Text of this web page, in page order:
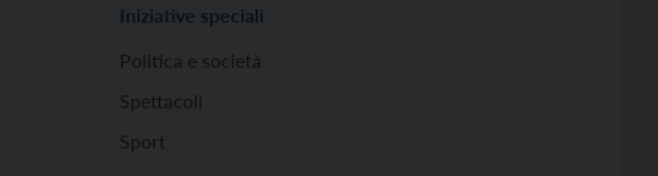
Iniziative speciali
Politica e società
Spettacoli
Sport